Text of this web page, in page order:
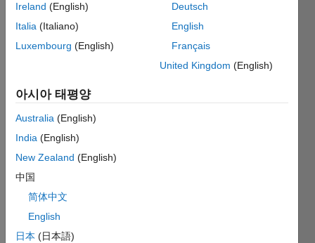
I keep
error
below
when
runni
simul
ation
for a
micro
grid:
Ireland (English)
Italia (Italiano)
Luxembourg (English)
Deutsch
English
Français
United Kingdom (English)
아시아 태평양
Australia (English)
India (English)
New Zealand (English)
中国
简体中文
English
日本 (日本語)